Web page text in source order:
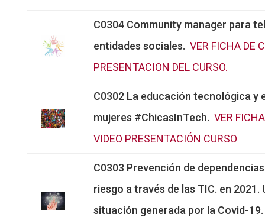
C0304 Community manager para
entidades sociales. VER FICHA DE
PRESENTACION DEL CURSO.
C0302 La educación tecnológica y
mujeres #ChicasInTech. VER
VIDEO PRESENTACIÓN CURSO
C0303 Prevención de
riesgo a través de las TIC. en 2021.
situación generada por la Covid-19.